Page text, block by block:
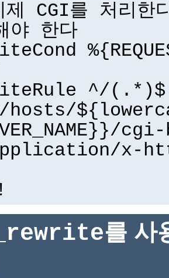
제 CGI를 처리
야 한다
^/(.*)$
hosts/
x-
를 사